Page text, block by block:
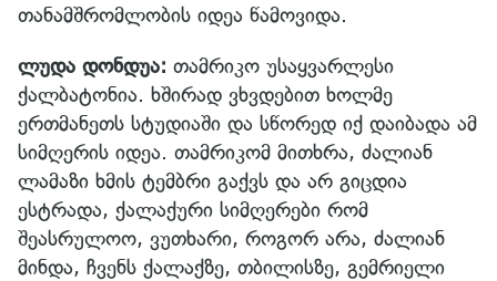
თანამშრომლობის იდეა წამოვიდა.
ლუდა დონდუა: თამრიკო უსაყვარლესი
ქალბატონია. ხშირად ვხვდებით ხოლმე
ერთმანეთს სტუდიაში და სწორედ იქ დაიბადა ამ
სიმღერის იდეა. თამრიკომ მითხრა, ძალიან
ლამაზი ხმის ტემბრი გაქვს და არ გიცდია
ესტრადა, ქალაქური სიმღერები რომ
შეასრულოო, ვუთხარი, როგორ არა, ძალიან
მინდა, ჩვენს ქალაქზე, თბილისზე, გემრიელი